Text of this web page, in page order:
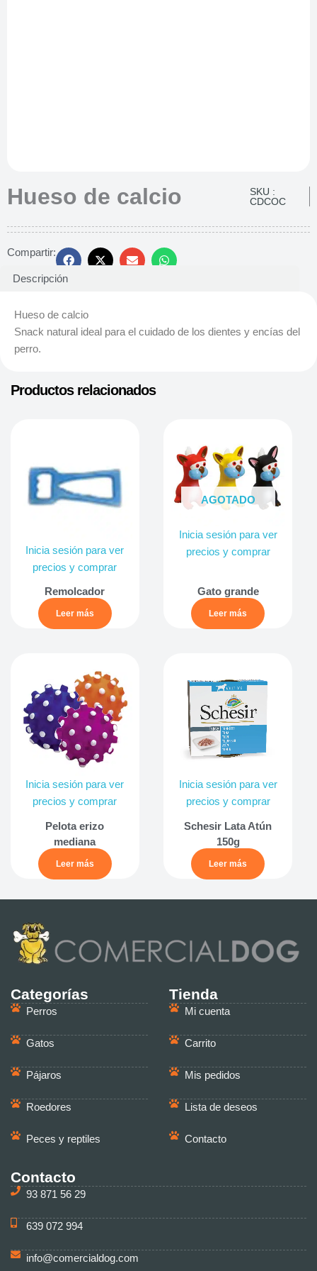
Hueso de calcio
SKU :
CDCOC
Compartir:
Descripción
Hueso de calcio
Snack natural ideal para el cuidado de los dientes y encías del
perro.
Productos relacionados
Inicia sesión para ver
precios y comprar
Remolcador
Leer más
AGOTADO
Inicia sesión para ver
precios y comprar
Gato grande
Leer más
Inicia sesión para ver
precios y comprar
Pelota erizo
mediana
Leer más
Inicia sesión para ver
precios y comprar
Schesir Lata Atún
150g
Leer más
Categorías
Perros
Gatos
Pájaros
Roedores
Peces y reptiles
Tienda
Mi cuenta
Carrito
Mis pedidos
Lista de deseos
Contacto
Contacto
93 871 56 29
639 072 994
info@comercialdog.com